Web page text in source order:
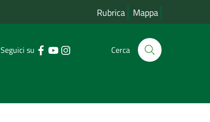
Rubrica Mappa
Seguici su Cerca